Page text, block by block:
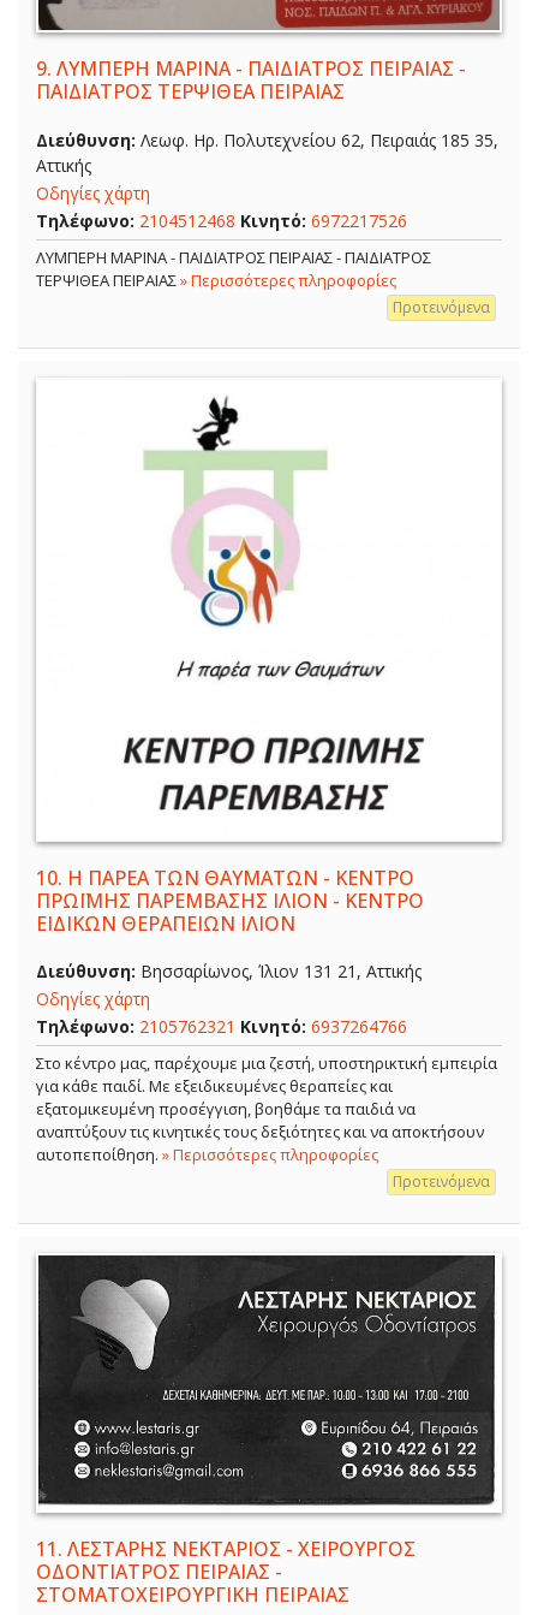
9. ΛΥΜΠΕΡΗ ΜΑΡΙΝΑ - ΠΑΙΔΙΑΤΡΟΣ ΠΕΙΡΑΙΑΣ -
ΠΑΙΔΙΑΤΡΟΣ ΤΕΡΨΙΘΕΑ ΠΕΙΡΑΙΑΣ
Διεύθυνση: Λεωφ. Ηρ. Πολυτεχνείου 62, Πειραιάς 185 35,
Αττικής
Οδηγίες χάρτη
Τηλέφωνο: 2104512468 Κινητό: 6972217526
ΛΥΜΠΕΡΗ ΜΑΡΙΝΑ - ΠΑΙΔΙΑΤΡΟΣ ΠΕΙΡΑΙΑΣ - ΠΑΙΔΙΑΤΡΟΣ
ΤΕΡΨΙΘΕΑ ΠΕΙΡΑΙΑΣ» Περισσότερες πληροφορίες
Προτεινόμενα
10. Η ΠΑΡΕΑ ΤΩΝ ΘΑΥΜΑΤΩΝ - ΚΕΝΤΡΟ
ΠΡΩΪΜΗΣ ΠΑΡΕΜΒΑΣΗΣ ΙΛΙΟΝ - ΚΕΝΤΡΟ
ΕΙΔΙΚΩΝ ΘΕΡΑΠΕΙΩΝ ΙΛΙΟΝ
Διεύθυνση: Βησσαρίωνος, Ίλιον 131 21, Αττικής
Οδηγίες χάρτη
Τηλέφωνο: 2105762321 Κινητό: 6937264766
Στο κέντρο μας, παρέχουμε μια ζεστή, υποστηρικτική εμπειρία
για κάθε παιδί. Με εξειδικευμένες θεραπείες και
εξατομικευμένη προσέγγιση, βοηθάμε τα παιδιά να
αναπτύξουν τις κινητικές τους δεξιότητες και να αποκτήσουν
αυτοπεποίθηση. » Περισσότερες πληροφορίες
Προτεινόμενα
11. ΛΕΣΤΑΡΗΣ ΝΕΚΤΑΡΙΟΣ - ΧΕΙΡΟΥΡΓΟΣ
ΟΔΟΝΤΙΑΤΡΟΣ ΠΕΙΡΑΙΑΣ -
ΣΤΟΜΑΤΟΧΕΙΡΟΥΡΓΙΚΗ ΠΕΙΡΑΙΑΣ